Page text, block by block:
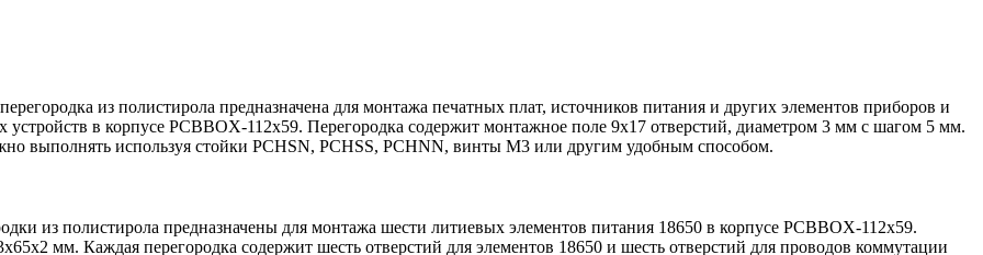
из полистирола предназначена для монтажа печатных плат, источников питания и других элементов приборов и
устройств в корпусе PCBBOX-112x59. Перегородка содержит монтажное поле 9x17 отверстий, диаметром 3 мм с шагом 5 мм.
выполнять используя стойки PCHSN, PCHSS, PCHNN, винты М3 или другим удобным способом.
из полистирола предназначены для монтажа шести литиевых элементов питания 18650 в корпусе PCBBOX-112x59.
мм. Каждая перегородка содержит шесть отверстий для элементов 18650 и шесть отверстий для проводов коммутации